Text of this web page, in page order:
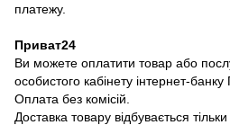
платежу.
Приват24
Ви можете оплатити товар або
особистого кабінету інтернет-банку
Оплата без комісій.
Доставка товару відбувається